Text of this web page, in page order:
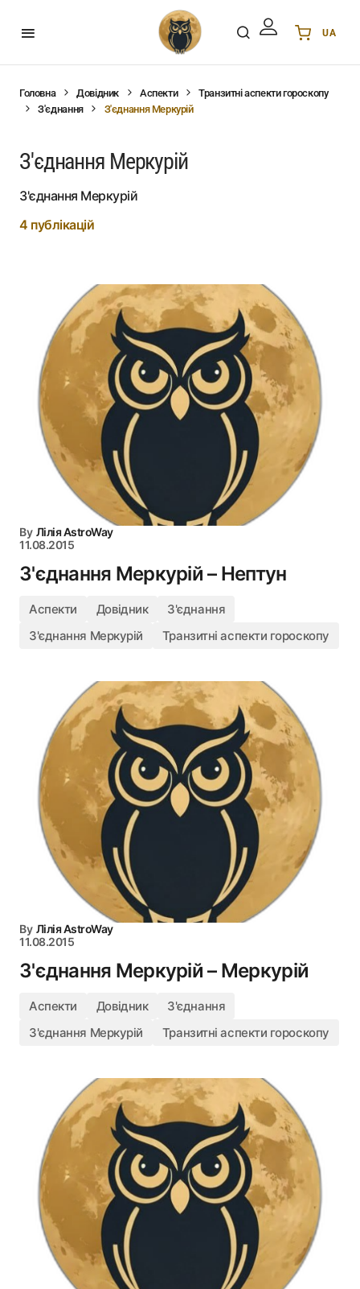
UA
English
Головна Довідник Аспекти
Транзитні аспекти гороскопу
З'єднання
З'єднання Меркурій
З'єднання Меркурій
З'єднання Меркурій
4 публікацій
By Лілія AstroWay
11.08.2015
З'єднання Меркурій – Нептун
Аспекти Довідник
З'єднання
З'єднання Меркурій
Транзитні аспекти гороскопу
By Лілія AstroWay
11.08.2015
З'єднання Меркурій – Меркурій
Аспекти Довідник
З'єднання
З'єднання Меркурій
Транзитні аспекти гороскопу